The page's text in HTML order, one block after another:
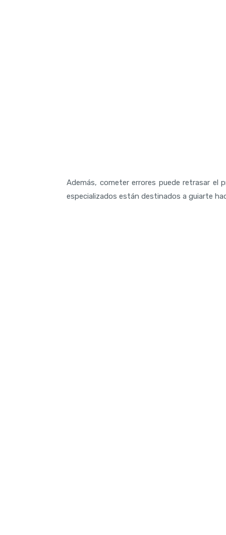
Además, cometer errores puede retrasar el
especializados están destinados a guiarte